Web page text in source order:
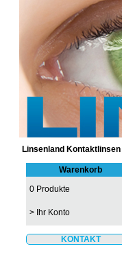
Linsenland Kontaktlinsen
Warenkorb
0 Produkte
> Ihr Konto
KONTAKT